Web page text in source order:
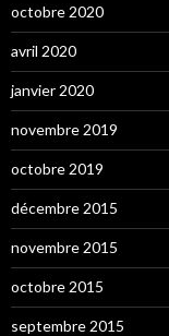
octobre 2020
avril 2020
janvier 2020
novembre 2019
octobre 2019
décembre 2015
novembre 2015
octobre 2015
septembre 2015